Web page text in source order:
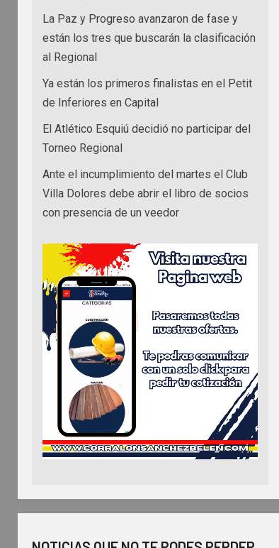
La Paz y Progreso avanzaron de fase y
están los tres que buscarán la clasificación
al Regional
Ya están los primeros finalistas en el Petit
de Inferiores en Capital
El Atlético Esquiú decidió no participar del
Torneo Regional
Ante el incumplimiento del martes el Club
Villa Dolores debe abrir el libro de socios
con presencia de un veedor